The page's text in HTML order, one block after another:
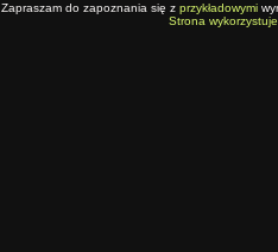
Zapraszam do zapoznania się z przykładowymi
Strona